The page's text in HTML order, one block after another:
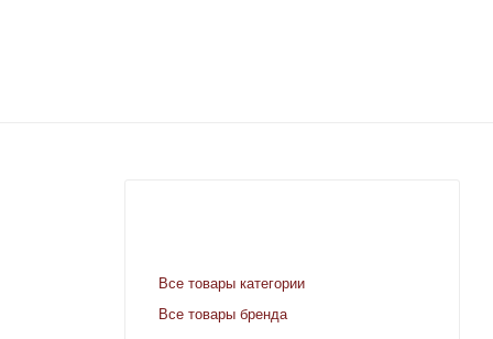
Все товары категории
Все товары бренда